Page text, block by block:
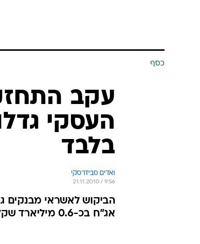
כסף
עקב
בלבד
ואדים סבידרסקי
21.11.2010 / 9:56
הביקוש לאשראי מבנקים
אג"ח בכ-0.6 מיליארד שקל